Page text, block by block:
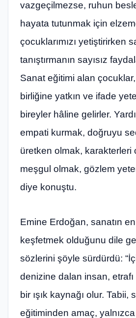
vazgeçilmezse, ruhun
hayata tutunmak için
çocuklarımızı yetiştirirken
tanıştırmanın sayısız
Sanat eğitimi alan
birliğine yatkın ve ifade
bireyler hâline gelirler.
empati kurmak, doğruyu
üretken olmak, karakterleri
meşgul olmak, gözlem
diye konuştu.
Emine Erdoğan, sanatın
keşfetmek olduğunu dile
sözlerini şöyle sürdürdü:
denizine dalan insan,
bir ışık kaynağı olur. Tabii,
eğitiminden amaç, yalnızca